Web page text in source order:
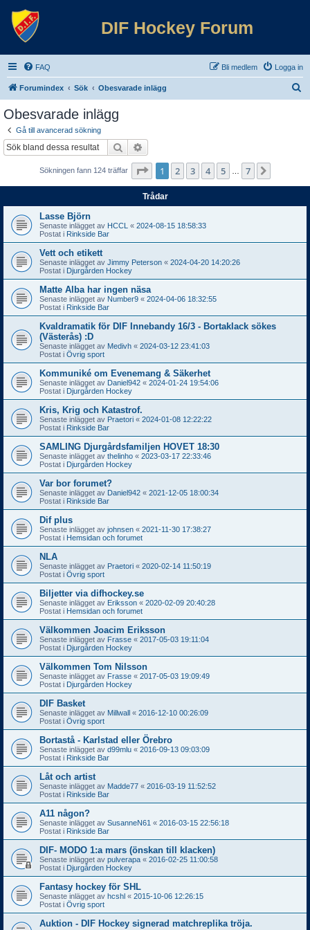
DIF Hockey Forum
FAQ Logga in
Bli medlem
Forumindex Sök Obesvarade inlägg
Obesvarade inlägg
Gå till avancerad sökning
Sök
Sökningen fann 124 träffar Sida av 7
1 2 3 4 5 7
Trådar
Lasse Björn
Senaste inlägget av HCCL « 2024-08-15 18:58:33
Postat i Rinkside Bar
Vett och etikett
Senaste inlägget av Jimmy Peterson « 2024-04-20 14:20:26
Postat i Djurgården Hockey
Matte Alba har ingen näsa
Senaste inlägget av Number9 « 2024-04-06 18:32:55
Postat i Rinkside Bar
Kvaldramatik för DIF Innebandy 16/3 - Bortaklack sökes
(Västerås) :D
Senaste inlägget av Medivh « 2024-03-12 23:41:03
Postat i Övrig sport
Kommuniké om Evenemang & Säkerhet
Senaste inlägget av Daniel942 « 2024-01-24 19:54:06
Postat i Djurgården Hockey
Kris, Krig och Katastrof.
Senaste inlägget av Praetori « 2024-01-08 12:22:22
Postat i Rinkside Bar
SAMLING Djurgårdsfamiljen HOVET 18:30
Senaste inlägget av thelinho « 2023-03-17 22:33:46
Postat i Djurgården Hockey
Var bor forumet?
Senaste inlägget av Daniel942 « 2021-12-05 18:00:34
Postat i Rinkside Bar
Dif plus
Senaste inlägget av johnsen « 2021-11-30 17:38:27
Postat i Hemsidan och forumet
NLA
Senaste inlägget av Praetori « 2020-02-14 11:50:19
Postat i Övrig sport
Biljetter via difhockey.se
Senaste inlägget av Eriksson « 2020-02-09 20:40:28
Postat i Hemsidan och forumet
Välkommen Joacim Eriksson
Senaste inlägget av Frasse « 2017-05-03 19:11:04
Postat i Djurgården Hockey
Välkommen Tom Nilsson
Senaste inlägget av Frasse « 2017-05-03 19:09:49
Postat i Djurgården Hockey
DIF Basket
Senaste inlägget av Millwall « 2016-12-10 00:26:09
Postat i Övrig sport
Bortastå - Karlstad eller Örebro
Senaste inlägget av d99mlu « 2016-09-13 09:03:09
Postat i Rinkside Bar
Låt och artist
Senaste inlägget av Madde77 « 2016-03-19 11:52:52
Postat i Rinkside Bar
A11 någon?
Senaste inlägget av SusanneN61 « 2016-03-15 22:56:18
Postat i Rinkside Bar
DIF- MODO 1:a mars (önskan till klacken)
Senaste inlägget av pulverapa « 2016-02-25 11:00:58
Postat i Djurgården Hockey
Fantasy hockey för SHL
Senaste inlägget av hcshl « 2015-10-06 12:26:15
Postat i Övrig sport
Auktion - DIF Hockey signerad matchreplika tröja.